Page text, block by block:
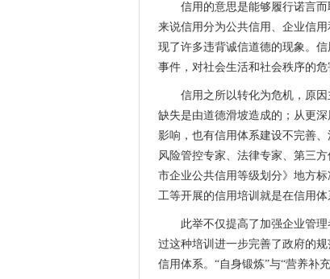
信用的意思是能够履行诺言
来说信用分为公共信用、企业信
现了许多违背诚信道德的现象。
事件，对社会生活和社会秩序的
信用之所以转化为危机，原
缺失是由道德滑坡造成的；从更
影响，也有信用体系建设不完善
风险管控专家、法律专家、第三
市企业公共信用等级划分》地方
工等开展的信用培训就是在信用体
此举不仅提高了加强企业管
过这种培训进一步完善了政府的
信用体系。“自身锻炼”与“营养补